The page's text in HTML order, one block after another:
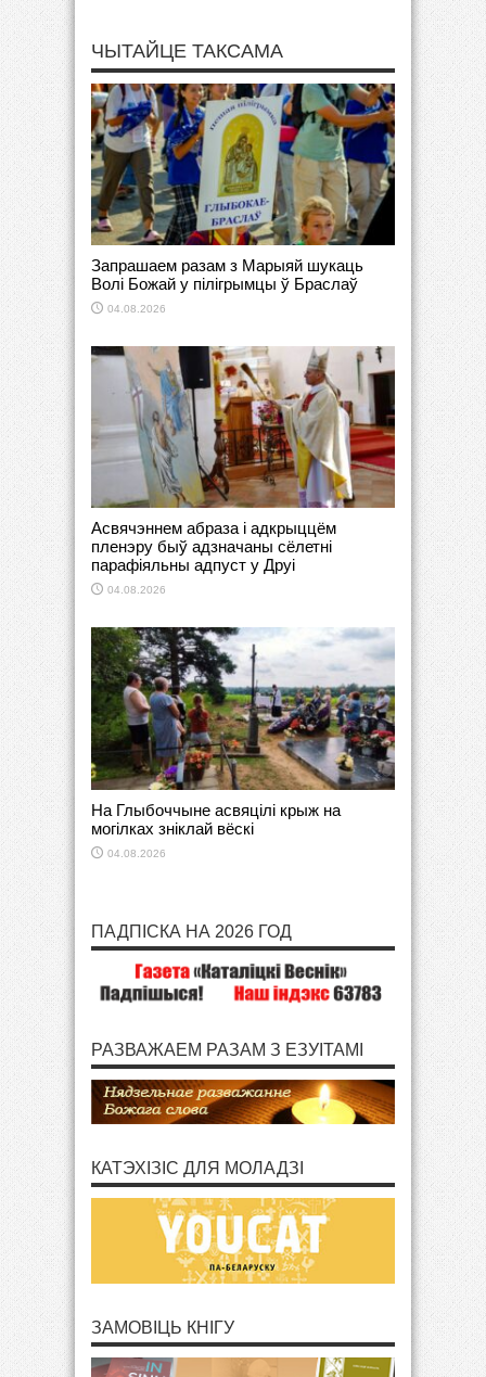
ЧЫТАЙЦЕ ТАКСАМА
Запрашаем разам з Марыяй шукаць
Волі Божай у пілігрымцы ў Браслаў
04.08.2026
Асвячэннем абраза і адкрыццём
пленэру быў адзначаны сёлетні
парафіяльны адпуст у Друі
04.08.2026
На Глыбоччыне асвяцілі крыж на
могілках зніклай вёскі
04.08.2026
ПАДПІСКА НА 2026 ГОД
РАЗВАЖАЕМ РАЗАМ З ЕЗУІТАМІ
КАТЭХІЗІС ДЛЯ МОЛАДЗІ
ЗАМОВІЦЬ КНІГУ